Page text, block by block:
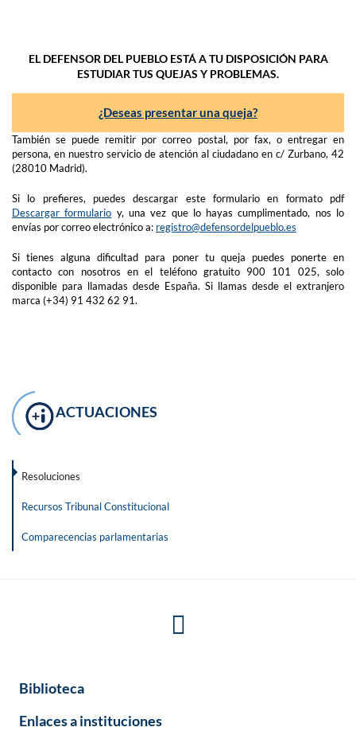
EL DEFENSOR DEL PUEBLO ESTÁ A TU DISPOSICIÓN PARA
ESTUDIAR TUS QUEJAS Y PROBLEMAS.
¿Deseas presentar una queja?
También se puede remitir por correo postal, por fax, o entregar en
persona, en nuestro servicio de atención al ciudadano en c/ Zurbano, 42
(28010 Madrid).
Si lo prefieres, puedes descargar este formulario en formato pdf
Descargar formulario y, una vez que lo hayas cumplimentado, nos lo
envías por correo electrónico a: registro@defensordelpueblo.es
Si tienes alguna dificultad para poner tu queja puedes ponerte en
contacto con nosotros en el teléfono gratuito 900 101 025, solo
disponible para llamadas desde España. Si llamas desde el extranjero
marca (+34) 91 432 62 91.
ACTUACIONES
Resoluciones
Recursos Tribunal Constitucional
Comparecencias parlamentarias
Biblioteca
Enlaces a instituciones